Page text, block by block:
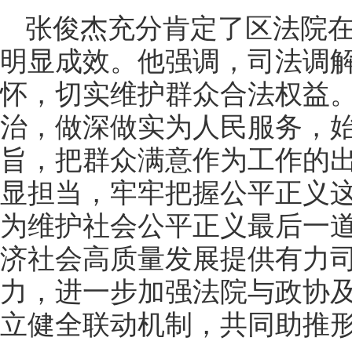
张俊杰充分肯定了区法院
明显成效。他强调，司法调
怀，切实维护群众合法权益
治，做深做实为人民服务，
旨，把群众满意作为工作的
显担当，牢牢把握公平正义
为维护社会公平正义最后一
济社会高质量发展提供有力
力，进一步加强法院与政协
立健全联动机制，共同助推